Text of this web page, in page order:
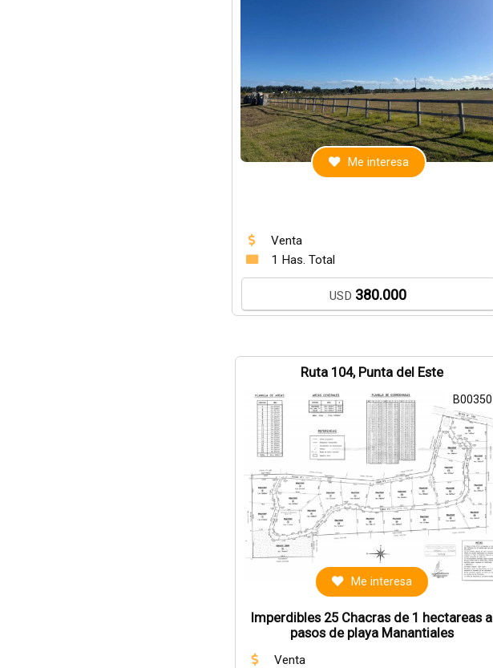
Me interesa
Venta
1 Has. Total
USD 380.000
Ruta 104, Punta del Este
B00350
Me interesa
Imperdibles 25 Chacras de 1 hectareas a
pasos de playa Manantiales
Venta